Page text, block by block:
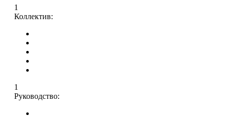
1
Коллектив:
1
Руководство: